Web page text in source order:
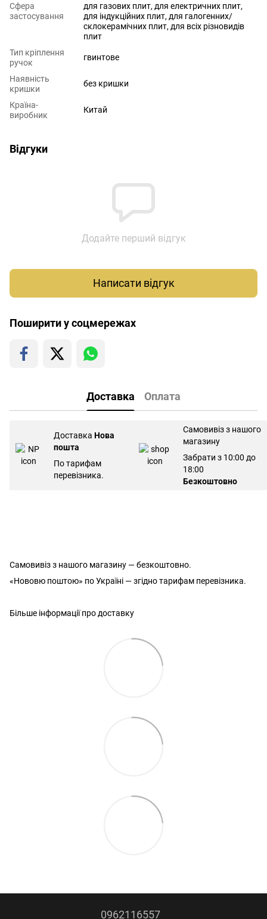
Сфера
застосування
для газових плит, для електричних плит,
для індукційних плит, для галогенних/
склокерамічних плит, для всіх різновидів
плит
Тип кріплення
ручок
гвинтове
Наявність
кришки
без кришки
Країна-
виробник
Китай
Відгуки
Додайте перший відгук
Написати відгук
Поширити у соцмережах
Доставка Оплата
Доставка Нова
пошта
По тарифам
перевізника.
Самовивіз з нашого
магазину
Забрати з 10:00 до
18:00
Безкоштовно
Самовивіз з нашого магазину — безкоштовно.
«Нововю поштою» по Україні — згідно тарифам перевізника.
Більше інформації про доставку
0962116557